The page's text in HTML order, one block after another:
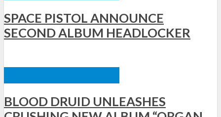
SPACE PISTOL ANNOUNCE
SECOND ALBUM HEADLOCKER
BLOOD DRUID UNLEASHES